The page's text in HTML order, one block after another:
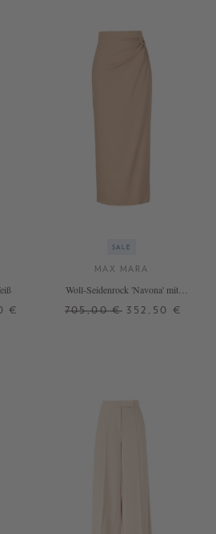
€
SALE
MAX MARA
Woll-Seidenrock 'Navona' mit
705,00 € 352,50 €